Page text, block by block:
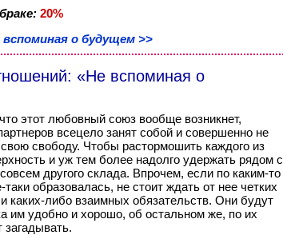
20%
вспоминая о будущем >>
«Не вспоминая о
этот любовный союз вообще возникнет,
всецело занят собой и совершенно не
свою свободу. Чтобы растормошить каждого из
и уж тем более надолго удержать рядом с
другого склада. Впрочем, если по каким-то
образовалась, не стоит ждать от нее четких
каких-либо взаимных обязательств. Они будут
им удобно и хорошо, об остальном же, по их